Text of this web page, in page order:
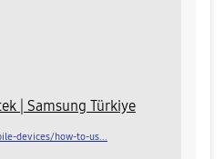
| Samsung Türkiye
devices/how-to-us...